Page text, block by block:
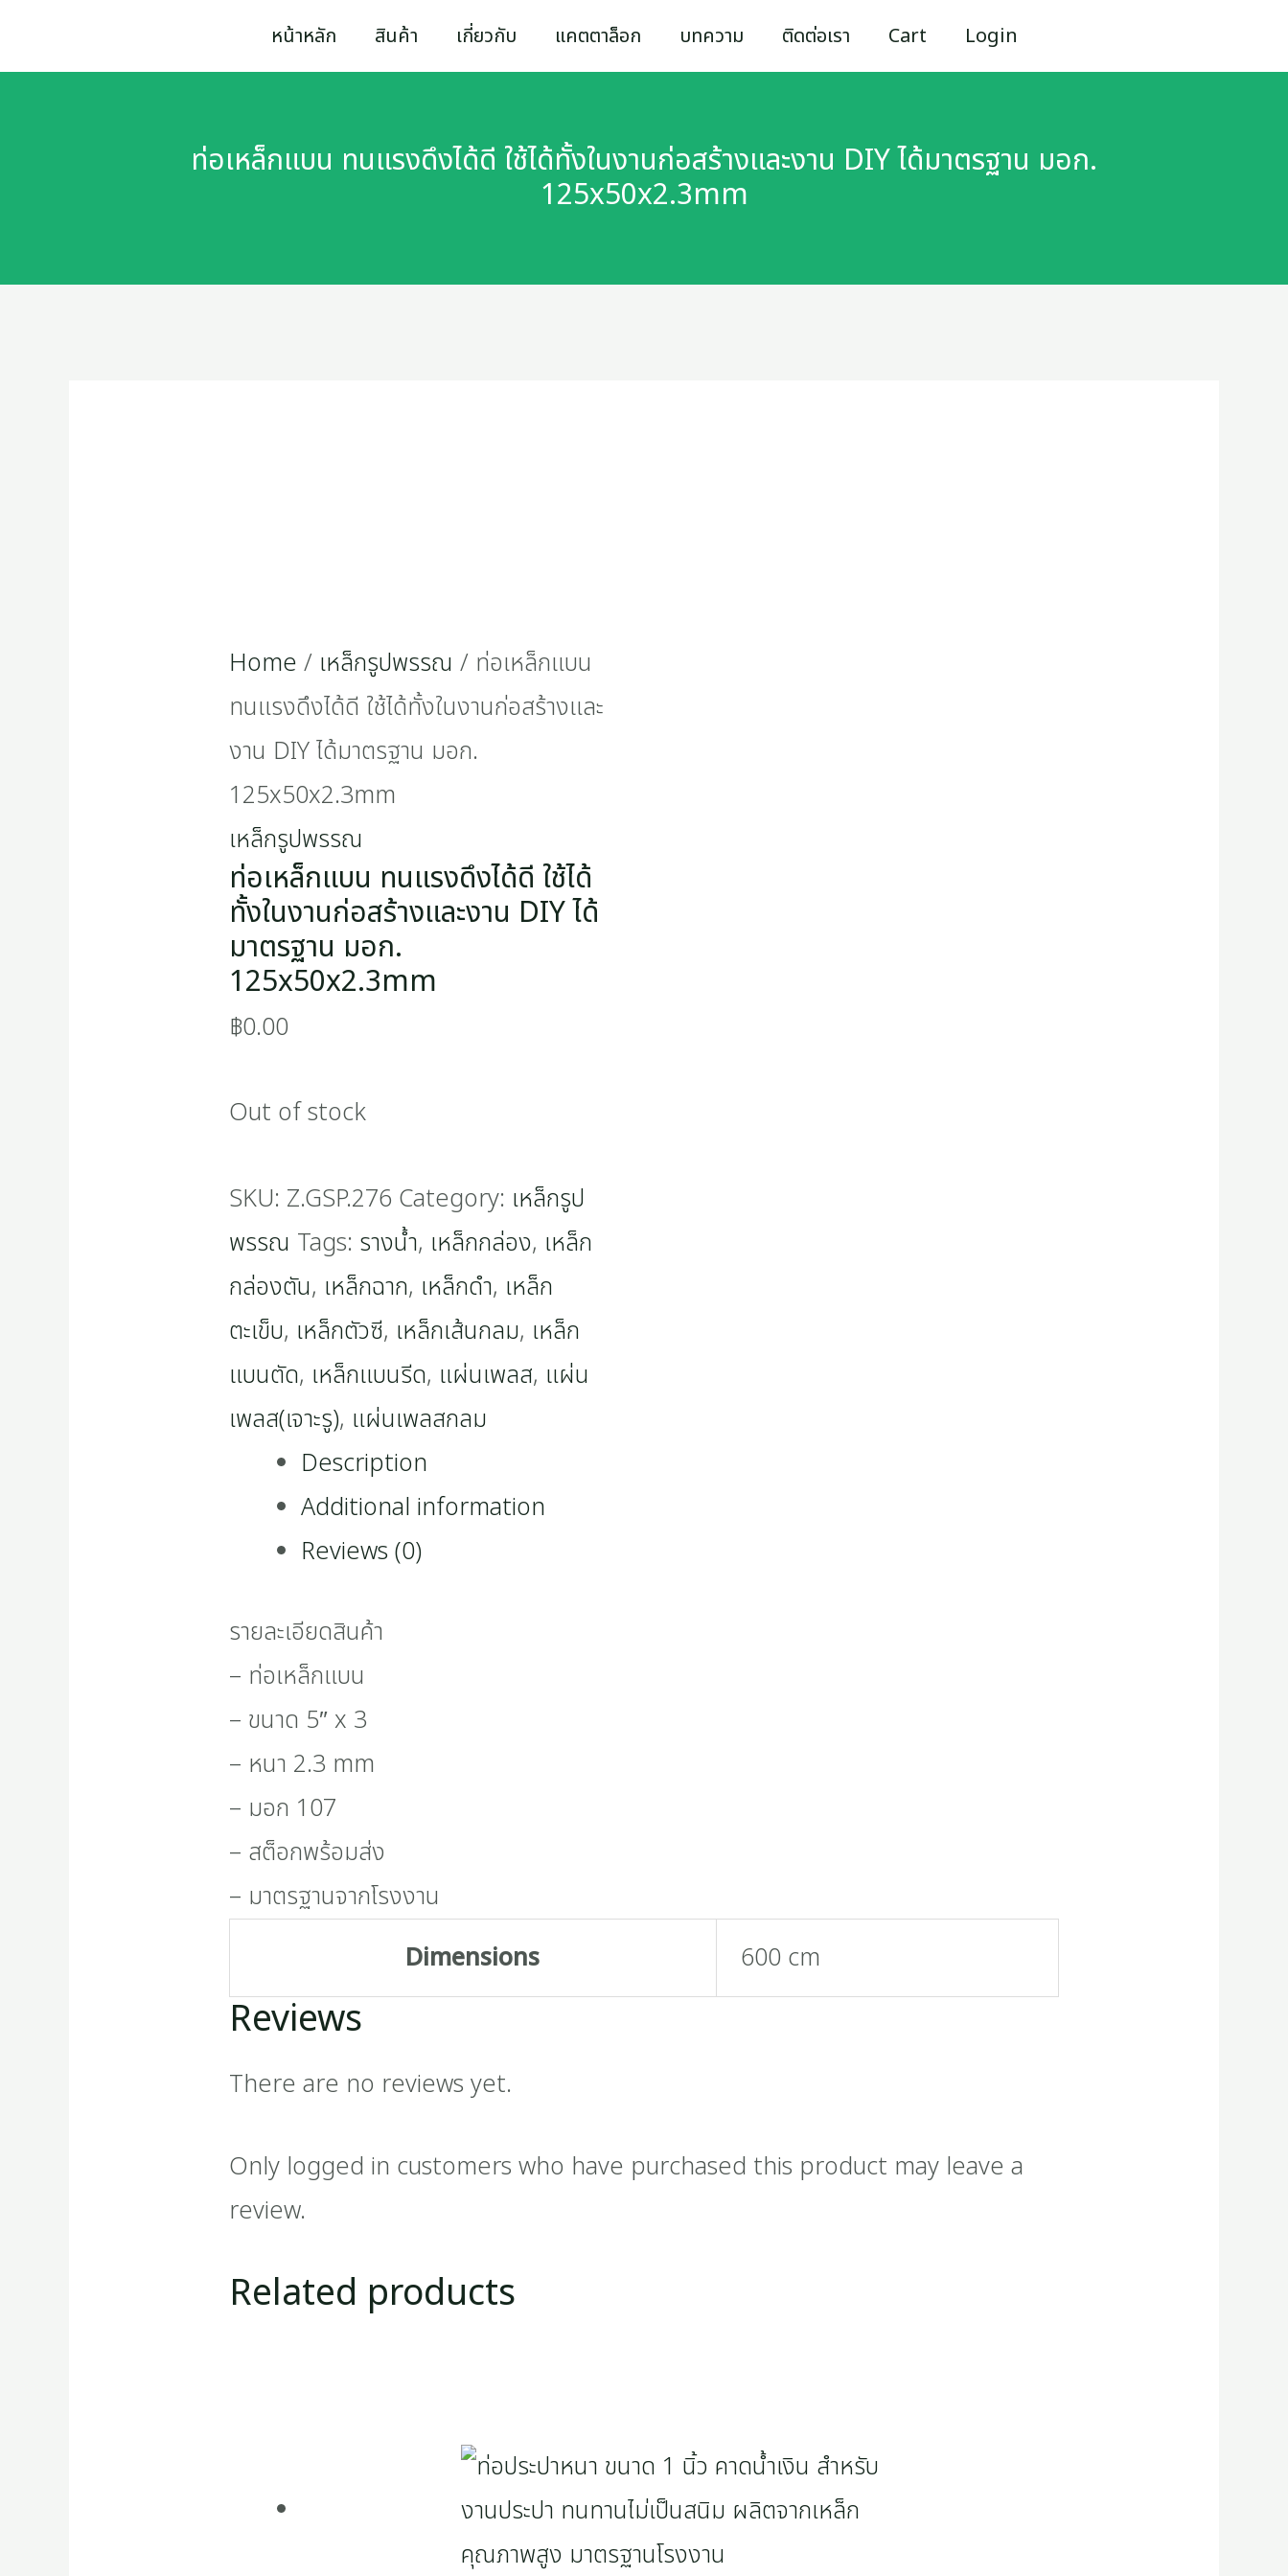
to
หน้าหลัก สินค้า เกี่ยวกับ แคตตาล็อก บทความ ติดต่อเรา Cart Login
ท่อเหล็กแบน ทนแรงดึงได้ดี ใช้ได้ทั้งในงานก่อสร้างและงาน DIY ได้มาตรฐาน มอก.
125x50x2.3mm
Home / เหล็กรูปพรรณ / ท่อเหล็กแบน
ทนแรงดึงได้ดี ใช้ได้ทั้งในงานก่อสร้างและ
งาน DIY ได้มาตรฐาน มอก.
125x50x2.3mm
เหล็กรูปพรรณ
ท่อเหล็กแบน ทนแรงดึงได้ดี ใช้ได้
ทั้งในงานก่อสร้างและงาน DIY ได้
มาตรฐาน มอก.
125x50x2.3mm
฿0.00
Out of stock
SKU: Z.GSP.276 Category: เหล็กรูป
พรรณ Tags: รางน้ำ, เหล็กกล่อง, เหล็ก
กล่องตัน, เหล็กฉาก, เหล็กดำ, เหล็ก
ตะเข็บ, เหล็กตัวซี, เหล็กเส้นกลม, เหล็ก
แบนตัด, เหล็กแบนรีด, แผ่นเพลส, แผ่น
เพลส(เจาะรู), แผ่นเพลสกลม
Description
Additional information
Reviews (0)
รายละเอียดสินค้า
– ท่อเหล็กแบน
– ขนาด 5″ x 3
– หนา 2.3 mm
– มอก 107
– สต็อกพร้อมส่ง
– มาตรฐานจากโรงงาน
Dimensions
600 cm
Reviews
There are no reviews yet.
Only logged in customers who have purchased this product may leave a
review.
Related products